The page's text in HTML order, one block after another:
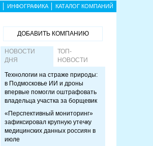
ИНФОГРАФИКА КАТАЛОГ КОМПАНИЙ
ДОБАВИТЬ КОМПАНИЮ
НОВОСТИ
ДНЯ
ТОП-
НОВОСТИ
Технологии на страже природы:
в Подмосковье ИИ и дроны
впервые помогли оштрафовать
владельца участка за борщевик
«Перспективный мониторинг»
зафиксировал крупную утечку
медицинских данных россиян в
июле